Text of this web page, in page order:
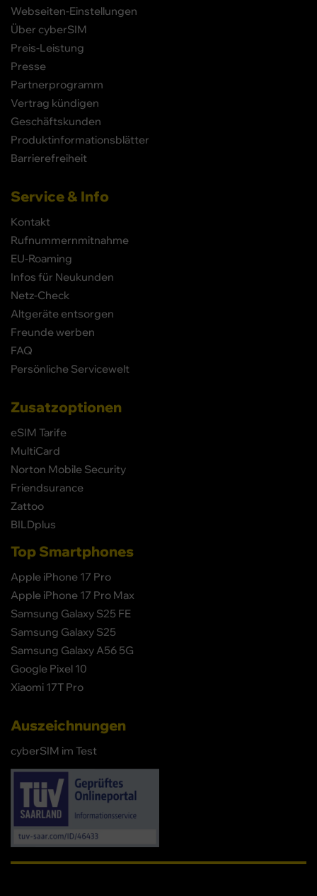
Webseiten-Einstellungen
Über cyberSIM
Preis-Leistung
Presse
Partnerprogramm
Vertrag kündigen
Geschäftskunden
Produktinformationsblätter
Barrierefreiheit
Service & Info
Kontakt
Rufnummernmitnahme
EU-Roaming
Infos für Neukunden
Netz-Check
Altgeräte entsorgen
Freunde werben
FAQ
Persönliche Servicewelt
Zusatzoptionen
eSIM Tarife
MultiCard
Norton Mobile Security
Friendsurance
Zattoo
BILDplus
Top Smartphones
Apple iPhone 17 Pro
Apple iPhone 17 Pro Max
Samsung Galaxy S25 FE
Samsung Galaxy S25
Samsung Galaxy A56 5G
Google Pixel 10
Xiaomi 17T Pro
Auszeichnungen
cyberSIM im Test